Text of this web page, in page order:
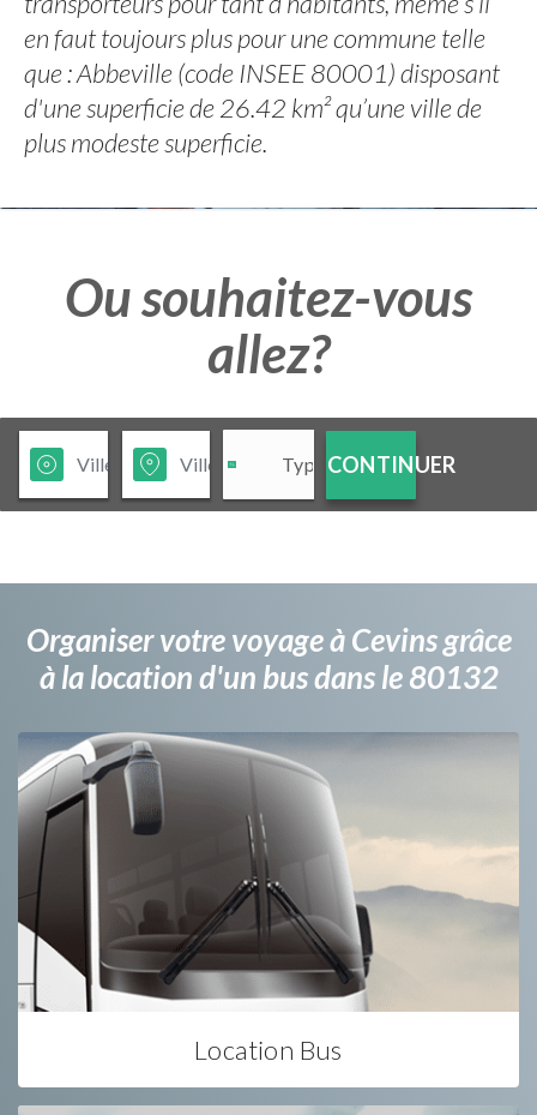
en faut toujours plus pour une commune telle
que : Abbeville (code INSEE 80001) disposant
d'une superficie de 26.42 km² qu’une ville de
plus modeste superficie.
Ou souhaitez-vous
allez?
CONTINUER
Organiser votre voyage à Cevins grâce
à la location d'un bus dans le 80132
Location Bus